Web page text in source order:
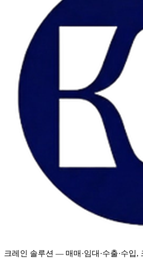
크레인 솔루션 — 매매·임대·수출·수입